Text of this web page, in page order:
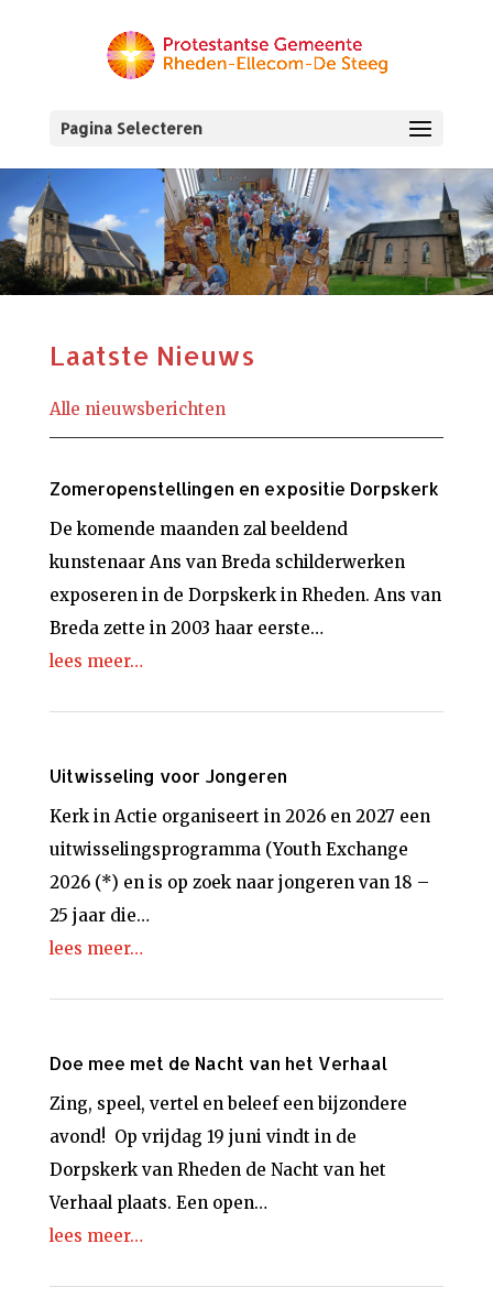
Pagina Selecteren
Laatste Nieuws
Alle nieuwsberichten
Zomeropenstellingen en expositie Dorpskerk
De komende maanden zal beeldend
kunstenaar Ans van Breda schilderwerken
exposeren in de Dorpskerk in Rheden. Ans van
Breda zette in 2003 haar eerste…
lees meer…
Uitwisseling voor Jongeren
Kerk in Actie organiseert in 2026 en 2027 een
uitwisselingsprogramma (Youth Exchange
2026 (*) en is op zoek naar jongeren van 18 –
25 jaar die…
lees meer…
Doe mee met de Nacht van het Verhaal
Zing, speel, vertel en beleef een bijzondere
avond! Op vrijdag 19 juni vindt in de
Dorpskerk van Rheden de Nacht van het
Verhaal plaats. Een open…
lees meer…